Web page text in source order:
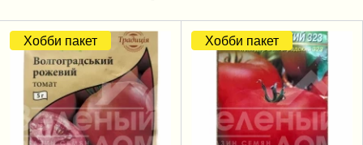
Хобби пакет Хобби пакет